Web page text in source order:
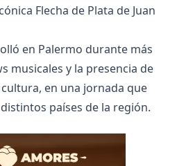
Flecha de Plata de Juan
en Palermo durante más
musicales y la presencia de
en una jornada que
países de la región.